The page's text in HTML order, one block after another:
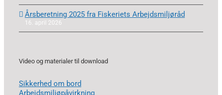
Årsberetning 2025 fra Fiskeriets Arbejdsmiljøråd
16. april 2026
Video og materialer til download
Sikkerhed om bord
Arbejdsmiljøpåvirkning